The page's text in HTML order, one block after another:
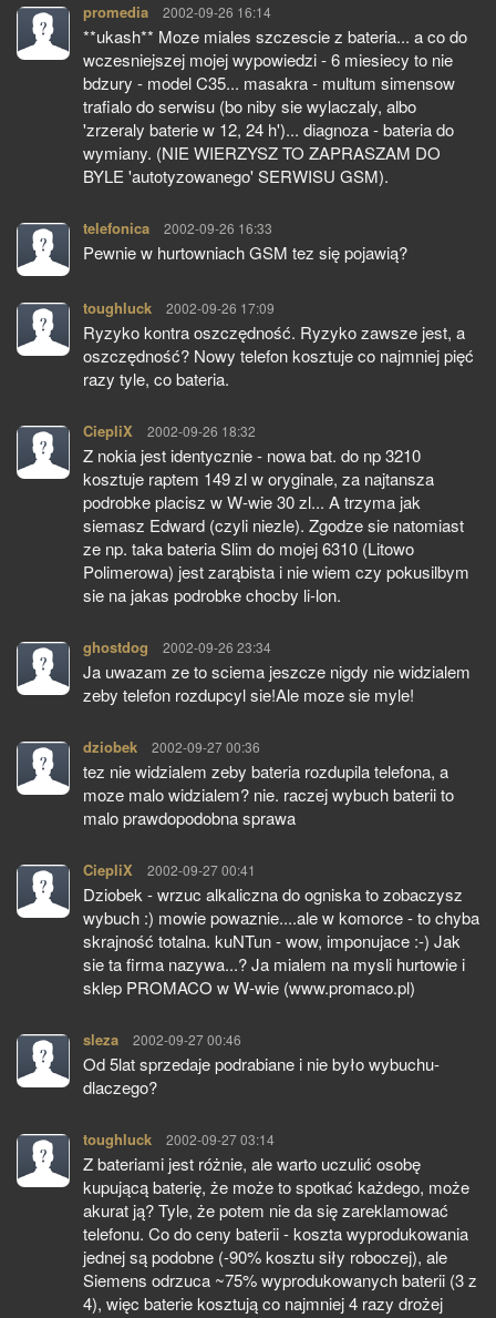
promedia pisze:
2002-09-26 16:14
**ukash** Moze miales szczescie z bateria... a co do
wczesniejszej mojej wypowiedzi - 6 miesiecy to nie
bdzury - model C35... masakra - multum simensow
trafialo do serwisu (bo niby sie wylaczaly, albo
'zrzeraly baterie w 12, 24 h')... diagnoza - bateria do
wymiany. (NIE WIERZYSZ TO ZAPRASZAM DO
BYLE 'autotyzowanego' SERWISU GSM).
telefonica pisze:
2002-09-26 16:33
Pewnie w hurtowniach GSM tez się pojawią?
toughluck pisze:
2002-09-26 17:09
Ryzyko kontra oszczędność. Ryzyko zawsze jest, a
oszczędność? Nowy telefon kosztuje co najmniej pięć
razy tyle, co bateria.
CiepliX pisze:
2002-09-26 18:32
Z nokia jest identycznie - nowa bat. do np 3210
kosztuje raptem 149 zl w oryginale, za najtansza
podrobke placisz w W-wie 30 zl... A trzyma jak
siemasz Edward (czyli niezle). Zgodze sie natomiast
ze np. taka bateria Slim do mojej 6310 (Litowo
Polimerowa) jest zarąbista i nie wiem czy pokusilbym
sie na jakas podrobke chocby li-lon.
ghostdog pisze:
2002-09-26 23:34
Ja uwazam ze to sciema jeszcze nigdy nie widzialem
zeby telefon rozdupcyl sie!Ale moze sie myle!
dziobek pisze:
2002-09-27 00:36
tez nie widzialem zeby bateria rozdupila telefona, a
moze malo widzialem? nie. raczej wybuch baterii to
malo prawdopodobna sprawa
CiepliX pisze:
2002-09-27 00:41
Dziobek - wrzuc alkaliczna do ogniska to zobaczysz
wybuch :) mowie powaznie....ale w komorce - to chyba
skrajność totalna. kuNTun - wow, imponujace :-) Jak
sie ta firma nazywa...? Ja mialem na mysli hurtowie i
sklep PROMACO w W-wie (www.promaco.pl)
sleza pisze:
2002-09-27 00:46
Od 5lat sprzedaje podrabiane i nie było wybuchu-
dlaczego?
toughluck pisze:
2002-09-27 03:14
Z bateriami jest różnie, ale warto uczulić osobę
kupującą baterię, że może to spotkać każdego, może
akurat ją? Tyle, że potem nie da się zareklamować
telefonu. Co do ceny baterii - koszta wyprodukowania
jednej są podobne (-90% kosztu siły roboczej), ale
Siemens odrzuca ~75% wyprodukowanych baterii (3 z
4), więc baterie kosztują co najmniej 4 razy drożej